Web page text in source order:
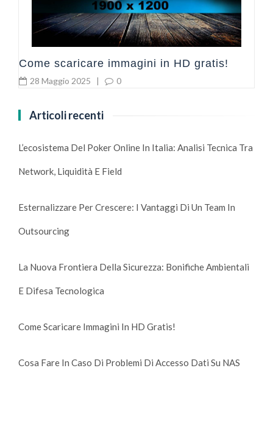
Come scaricare immagini in HD gratis!
28 Maggio 2025 | 0
Articoli recenti
L’ecosistema Del Poker Online In Italia: Analisi Tecnica Tra
Network, Liquidità E Field
Esternalizzare Per Crescere: I Vantaggi Di Un Team In
Outsourcing
La Nuova Frontiera Della Sicurezza: Bonifiche Ambientali
E Difesa Tecnologica
Come Scaricare Immagini In HD Gratis!
Cosa Fare In Caso Di Problemi Di Accesso Dati Su NAS